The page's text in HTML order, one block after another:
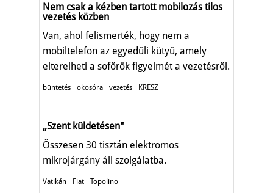
Nem csak a kézben tartott mobilozás tilos
vezetés közben
Van, ahol felismerték, hogy nem a
mobiltelefon az egyedüli kütyü, amely
elterelheti a sofőrök figyelmét a vezetésről.
büntetés okosóra vezetés KRESZ
„Szent küldetésen"
Összesen 30 tisztán elektromos
mikrojárgány áll szolgálatba.
Vatikán Fiat Topolino